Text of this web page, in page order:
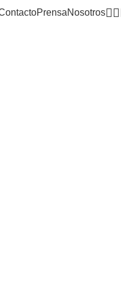
PrensaNosotros